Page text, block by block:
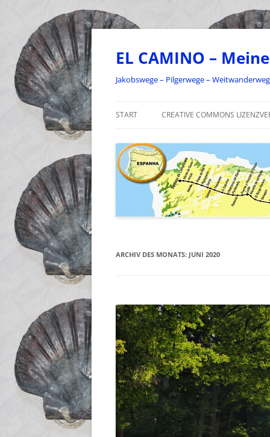
Zum
EL CAMINO –
Jakobswege – Pilgerwege –
START CREATIVE COMMONS
ARCHIV DES MONATS: JUNI 2020